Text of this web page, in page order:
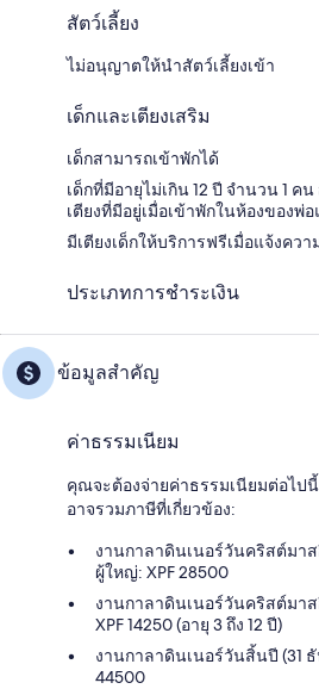
สัตว์เลี้ยง
ไม่อนุญาตให้นำสัตว์เลี้ยงเข้า
เด็กและเตียงเสริม
เด็กสามารถเข้าพักได้
เด็กที่มีอายุไม่เกิน 12 ปี จำนวน 1 ค
เตียงที่มีอยู่เมื่อเข้าพักในห้องของพ่
มีเตียงเด็กให้บริการฟรีเมื่อแจ้งคว
ประเภทการชำระเงิน
ข้อมูลสำคัญ
ค่าธรรมเนียม
คุณจะต้องจ่ายค่าธรรมเนียมต่อไป
อาจรวมภาษีที่เกี่ยวข้อง:
งานกาลาดินเนอร์วันคริสต์มา
ผู้ใหญ่: XPF 28500
งานกาลาดินเนอร์วันคริสต์มา
XPF 14250 (อายุ 3 ถึง 12 ปี)
งานกาลาดินเนอร์วันสิ้นปี (31
44500